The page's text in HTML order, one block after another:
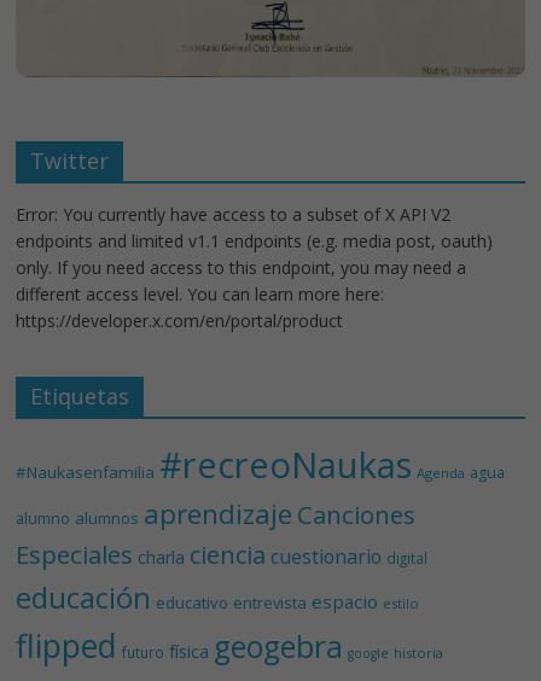
Twitter
Error: You currently have access to a subset of X API V2
endpoints and limited v1.1 endpoints (e.g. media post, oauth)
only. If you need access to this endpoint, you may need a
different access level. You can learn more here:
https://developer.x.com/en/portal/product
Etiquetas
#Naukasenfamilia #recreoNaukas Agenda agua
alumno alumnos aprendizaje Canciones
Especiales charla ciencia cuestionario digital
educación educativo entrevista espacio estilo
flipped futuro física geogebra google historia